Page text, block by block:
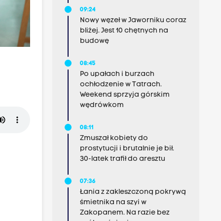
09:24
Nowy węzeł w Jaworniku coraz
bliżej. Jest 10 chętnych na
budowę
08:45
Po upałach i burzach
ochłodzenie w Tatrach.
Weekend sprzyja górskim
wędrówkom
08:11
Zmuszał kobiety do
prostytucji i brutalnie je bił.
30-latek trafił do aresztu
07:36
Łania z zakleszczoną pokrywą
śmietnika na szyi w
Zakopanem. Na razie bez